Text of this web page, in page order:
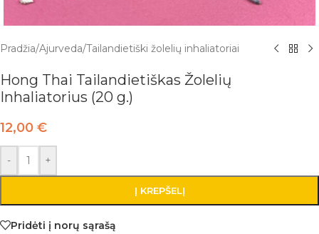
Pradžia/Ajurveda/Tailandietiški žolelių inhaliatoriai
Hong Thai Tailandietiškas Žolelių
Inhaliatorius (20 g.)
12,00 €
- +
Į KREPŠELĮ
Pridėti į norų sąrašą